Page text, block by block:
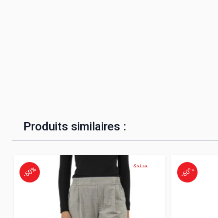
Produits similaires :
-60% -60%